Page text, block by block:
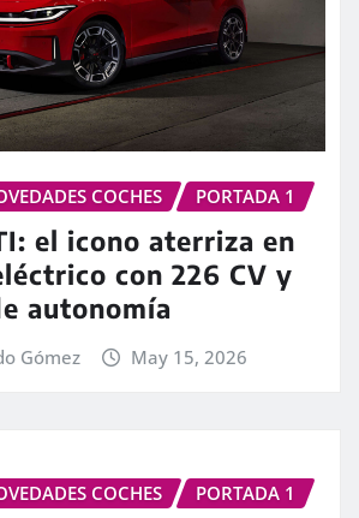
COCHES PORTADA 1
el icono aterriza en
con 226 CV y
autonomía
Gómez May 15, 2026
COCHES PORTADA 1